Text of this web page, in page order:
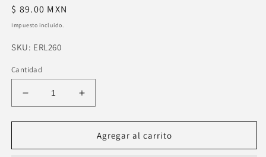
Precio
habitual
$ 89.00 MXN
Impuesto incluido.
SKU:
SKU: ERL260
Cantidad
Reducir
cantidad
para
luna
Aumentar
cantidad
para
Broquel
luna
Agregar al carrito